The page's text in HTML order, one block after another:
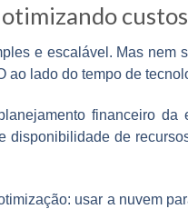
e escalável. Mas nem
ao lado do tempo de
financeiro da
disponibilidade de
usar a nuvem